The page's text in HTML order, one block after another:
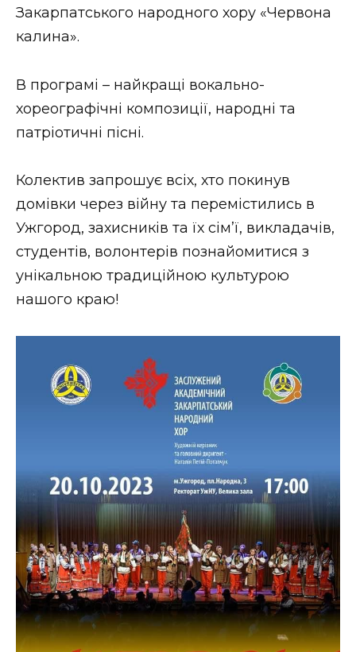
ЗАКАРПАТСЬКІ НОВИНИ
НОВИНИ ЗАХІДНОЇ УКРАЇНИ
ВІДЕО
Закарпатського народного хору «Червона
калина».
В програмі – найкращі вокально-
хореографічні композиції, народні та
патріотичні пісні.
Колектив запрошує всіх, хто покинув
домівки через війну та перемістились в
Ужгород, захисників та їх сімʼї, викладачів,
студентів, волонтерів познайомитися з
унікальною традиційною культурою
нашого краю!